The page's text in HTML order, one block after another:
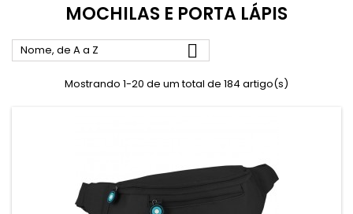
MOCHILAS E PORTA LÁPIS
Nome, de A a Z 
Mostrando 1-20 de um total de 184 artigo(s)